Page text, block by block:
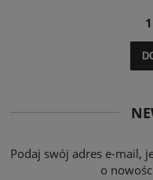
Podaj swój adres e-mail,
o